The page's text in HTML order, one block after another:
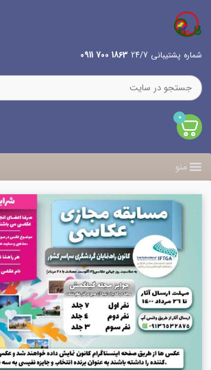
شماره پشتیبانی 24/7 1863 700 0911
0
منو